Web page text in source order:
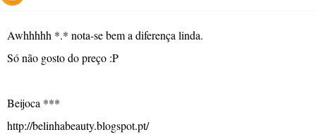
Awhhhhh *.* nota-se bem a diferença linda.
Só não gosto do preço :P
Beijoca ***
http://belinhabeauty.blogspot.pt/